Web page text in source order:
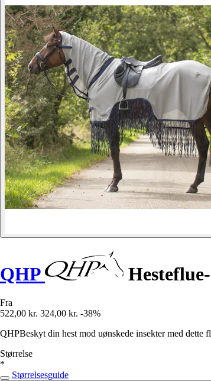
QHP
Fra
522,00 kr. 324,00 kr. -38%
QHPBeskyt din hest mod uønskede insekter med
Størrelse
*
Størrelsesguide